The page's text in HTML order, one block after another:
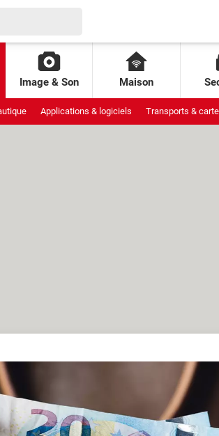
Image & Son Maison
Applications & logiciels Transports &